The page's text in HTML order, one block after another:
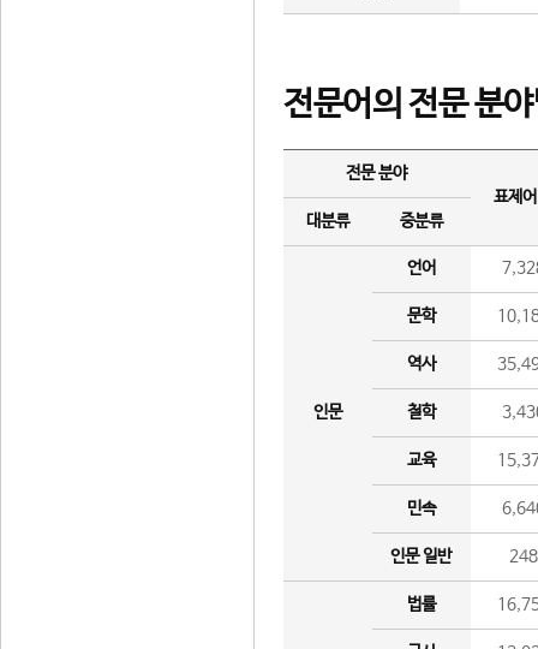
전문어의 전문 분
전문 분야
표제
대분류
중분류
인문
언어
문학
역사
철학
교육
민속
인문 일반 248
법률